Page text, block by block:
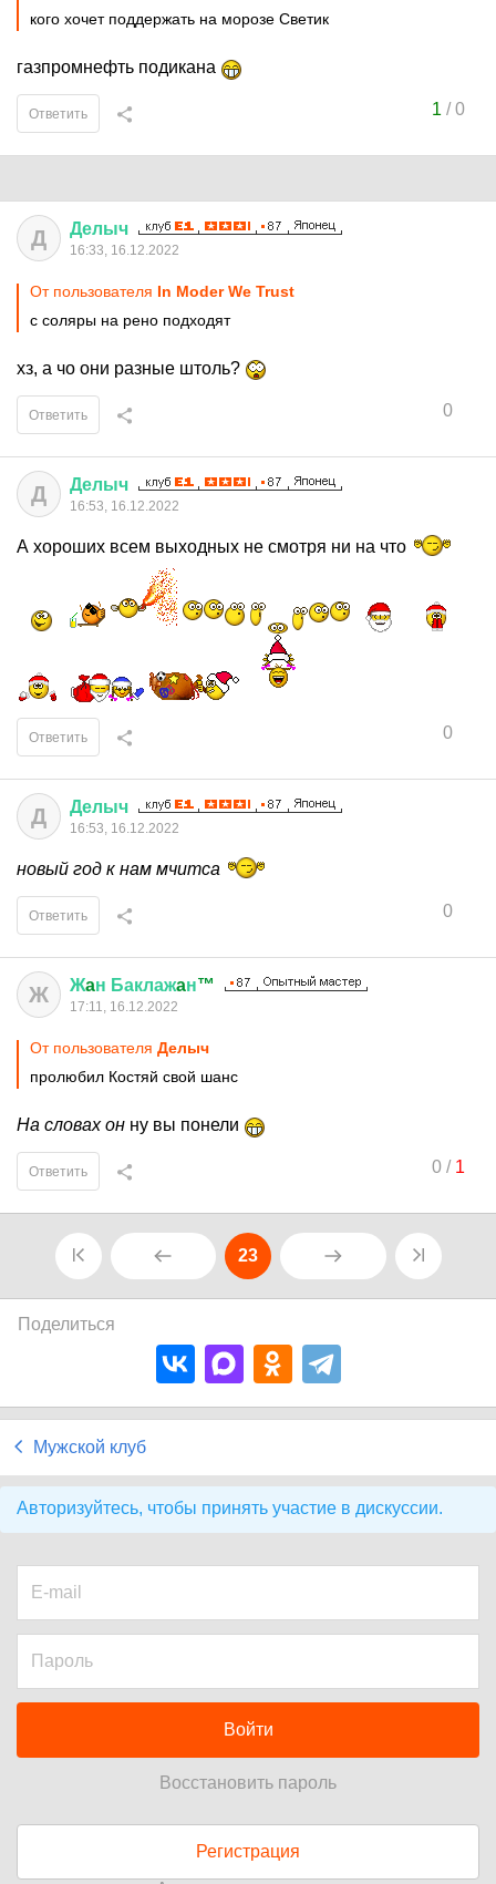
кого хочет поддержать на морозе Светик
газпромнефть подикана
1 /0
Ответить
Д Делыч
16:33, 16.12.2022
От пользователя In Moder We Trust
с соляры на рено подходят
хз, а чо они разные штоль?
0
Ответить
Д Делыч
16:53, 16.12.2022
А хороших всем выходных не смотря ни на что
0
Ответить
Д Делыч
16:53, 16.12.2022
новый год к нам мчитса
0
Ответить
Ж Жaн Баклажaн™
17:11, 16.12.2022
От пользователя Делыч
пролюбил Костяй свой шанс
На словах он ну вы понели
0/ 1
Ответить
23
Поделиться
Мужской клуб
Авторизуйтесь, чтобы принять участие в дискуссии.
Войти
Восстановить пароль
Регистрация